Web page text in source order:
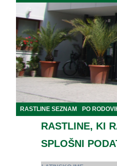
RASTLINE SEZNAM PO
RASTLINE, KI
SPLOŠNI